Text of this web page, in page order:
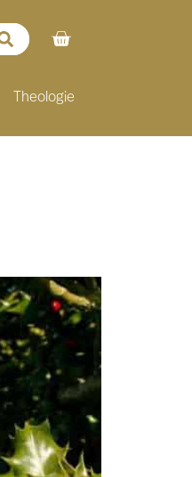
Theologie